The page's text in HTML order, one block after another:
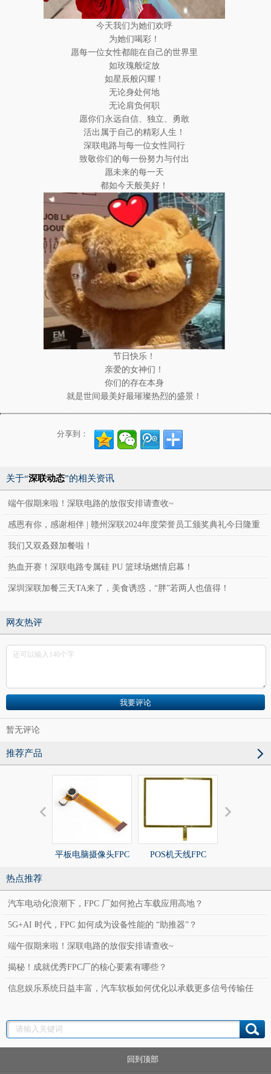
今天我们为她们欢呼
为她们喝彩！
愿每一位女性都能在自己的世界里
如玫瑰般绽放
如星辰般闪耀！
无论身处何地
无论肩负何职
愿你们永远自信、独立、勇敢
活出属于自己的精彩人生！
深联电路与每一位女性同行
致敬你们的每一份努力与付出
愿未来的每一天
都如今天般美好！
节日快乐！
亲爱的女神们！
你们的存在本身
就是世间最美好最璀璨热烈的盛景！
分享到：
关于“深联动态”的相关资讯
端午假期来啦！深联电路的放假安排请查收~
感恩有你，感谢相伴 | 赣州深联2024年度荣誉员工颁奖典礼今日隆重
举行！
我们又双叒叕加餐啦！
热血开赛！深联电路专属硅 PU 篮球场燃情启幕！
深圳深联加餐三天TA来了，美食诱惑，“胖”若两人也值得！
网友热评
暂无评论
推荐产品
平板电脑摄像头FPC POS机天线FPC
热点推荐
汽车电动化浪潮下，FPC 厂如何抢占车载应用高地？
5G+AI 时代，FPC 如何成为设备性能的 “助推器”？
端午假期来啦！深联电路的放假安排请查收~
揭秘！成就优秀FPC厂的核心要素有哪些？
信息娱乐系统日益丰富，汽车软板如何优化以承载更多信号传输任
回到顶部